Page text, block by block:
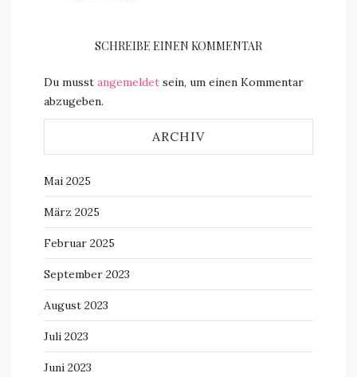
SCHREIBE EINEN KOMMENTAR
Du musst angemeldet sein, um einen Kommentar
abzugeben.
ARCHIV
Mai 2025
März 2025
Februar 2025
September 2023
August 2023
Juli 2023
Juni 2023